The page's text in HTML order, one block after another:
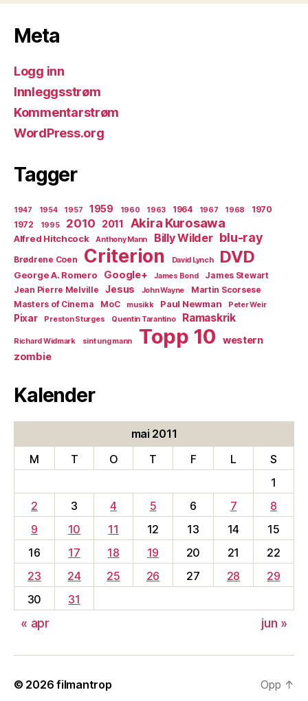
Meta
Logg inn
Innleggsstrøm
Kommentarstrøm
WordPress.org
Tagger
1947 1954 1957 1959 1960 1963 1964 1967 1968
1970
1972
1995 2010 2011 Akira Kurosawa
Alfred Hitchcock Anthony Mann Billy Wilder blu-ray
Brødrene Coen Criterion David Lynch DVD
George A. Romero Google+ James Bond
James Stewart
Jean Pierre Melville
Jesus John Wayne
Martin Scorsese
Masters of Cinema
MoC musikk Paul Newman Peter Weir
Pixar Preston Sturges Quentin Tarantino Ramaskrik
Richard Widmark sint ung mann Topp 10
western
zombie
Kalender
mai 2011
M
T O T F L
S
1
2
3 4 5 6 7
8
9
10 11 12 13 14
15
16
17 18 19 20 21
22
23
24 25 26 27 28
29
30
31
« apr jun »
© 2026filmantrop Opp ↑